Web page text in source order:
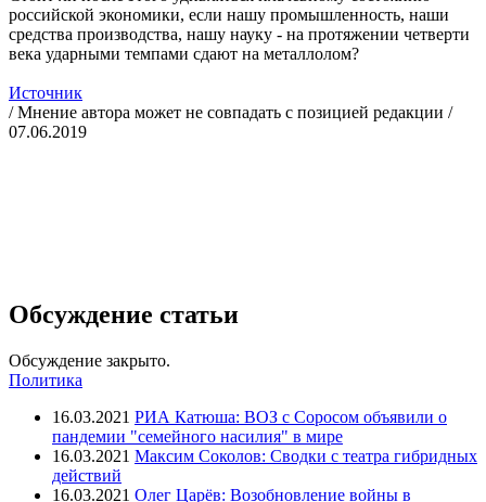
российской экономики, если нашу промышленность, наши
средства производства, нашу науку - на протяжении четверти
века ударными темпами сдают на металлолом?
Источник
/ Мнение автора может не совпадать с позицией редакции /
07.06.2019
Обсуждение статьи
Обсуждение закрыто.
Политика
16.03.2021 РИА Катюша: ВОЗ с Соросом объявили о
пандемии "семейного насилия" в мире
16.03.2021 Максим Соколов: Сводки с театра гибридных
действий
16.03.2021 Олег Царёв: Возобновление войны в